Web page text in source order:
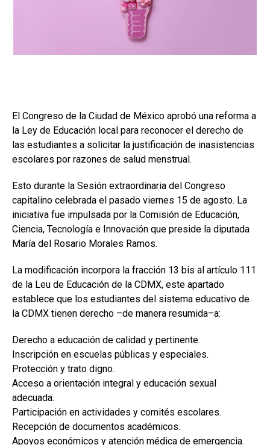
El Congreso de la Ciudad de México aprobó una reforma a
la Ley de Educación local para reconocer el derecho de
las estudiantes a solicitar la justificación de inasistencias
escolares por razones de salud menstrual.
Esto durante la Sesión extraordinaria del Congreso
capitalino celebrada el pasado viernes 15 de agosto. La
iniciativa fue impulsada por la Comisión de Educación,
Ciencia, Tecnología e Innovación que preside la diputada
María del Rosario Morales Ramos.
La modificación incorpora la fracción 13 bis al artículo 111
de la Leu de Educación de la CDMX, este apartado
establece que los estudiantes del sistema educativo de
la CDMX tienen derecho –de manera resumida–a:
Derecho a educación de calidad y pertinente.
Inscripción en escuelas públicas y especiales.
Protección y trato digno.
Acceso a orientación integral y educación sexual
adecuada.
Participación en actividades y comités escolares.
Recepción de documentos académicos.
Apoyos económicos y atención médica de emergencia.